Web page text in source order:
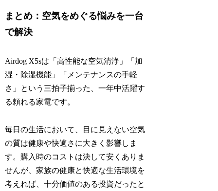
まとめ：空気をめぐる悩みを一台
で解決
Airdog X5sは「高性能な空気清浄」「加
湿・除湿機能」「メンテナンスの手軽
さ」という三拍子揃った、一年中活躍す
る頼れる家電です。
毎日の生活において、目に見えない空気
の質は健康や快適さに大きく影響しま
す。購入時のコストは決して安くありま
せんが、家族の健康と快適な生活環境を
考えれば、十分価値のある投資だったと